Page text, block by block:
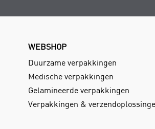
WEBSHOP
Duurzame verpakkingen
Medische verpakkingen
Gelamineerde verpakkingen
Verpakkingen &